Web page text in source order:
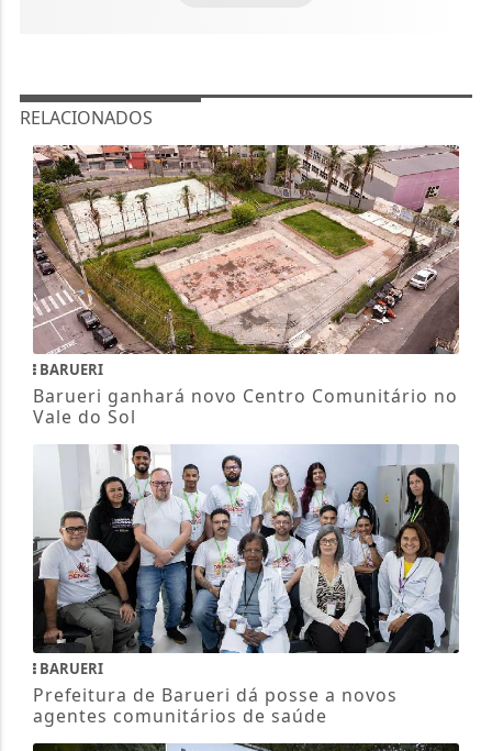
RELACIONADOS
BARUERI
Barueri ganhará novo Centro Comunitário no
Vale do Sol
BARUERI
Prefeitura de Barueri dá posse a novos
agentes comunitários de saúde